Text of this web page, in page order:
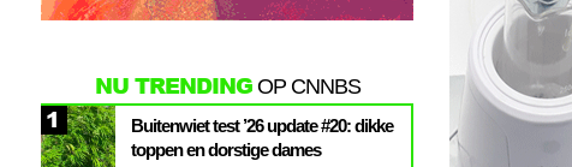
NU TRENDINGOP CNNBS
1
Buitenwiet test ’26 update #20: dikke
toppen en dorstige dames